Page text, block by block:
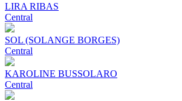
LIRA RIBAS
Central
SOL (SOLANGE BORGES)
Central
KAROLINE BUSSOLARO
Central